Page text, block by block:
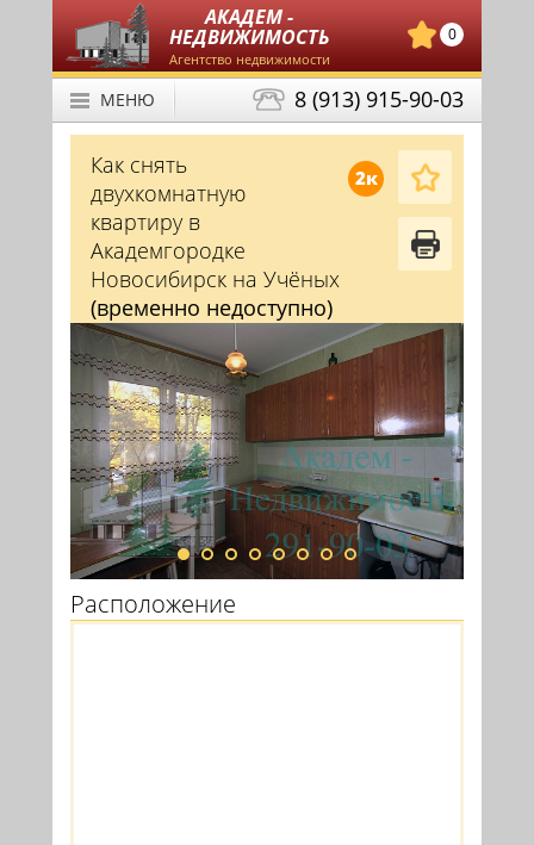
АКАДЕМ -
НЕДВИЖИМОСТЬ
Агентство недвижимости
0
8 (913) 915-90-03
МЕНЮ
2к
Как снять
двухкомнатную
квартиру в
Академгородке
Новосибирск на Учёных
(временно недоступно)
Расположение